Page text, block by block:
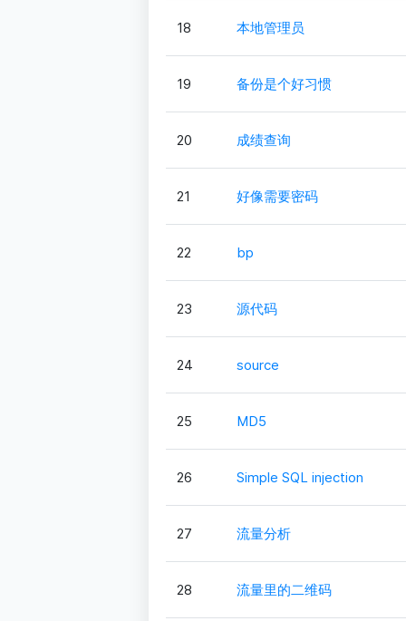
18 本地管理员
19 备份是个好习惯
20 成绩查询
21 好像需要密码
22 bp
23 源代码
24 source
25 MD5
26 Simple SQL injection
27 流量分析
28 流量里的二维码